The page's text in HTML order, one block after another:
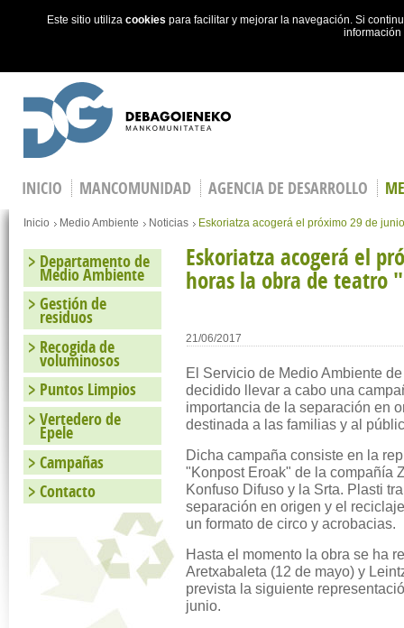
Este sitio utiliza cookies para facilitar y mejorar la navegación. Si
INICIO MANCOMUNIDAD AGENCIA DE DESARROLLO
Estás en
Inicio Medio Ambiente Noticias Eskoriatza acogerá el próximo 29 de
Eskoriatza acogerá el
horas la obra de teatro
21/06/2017
El Servicio de Medio Ambiente
decidido llevar a cabo una
importancia de la separación en
destinada a las familias y al
Dicha campaña consiste en la
"Konpost Eroak" de la compañía
Konfuso Difuso y la Srta. Plasti
separación en origen y el
un formato de circo y acrobacias.
Hasta el momento la obra se ha
Aretxabaleta (12 de mayo) y
prevista la siguiente
junio.
Departamento de
Medio Ambiente
Gestión de
residuos
Recogida de
voluminosos
Puntos Limpios
Vertedero de
Epele
Campañas
Contacto